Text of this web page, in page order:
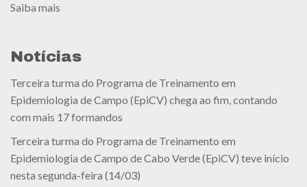
Saiba mais
Notícias
Terceira turma do Programa de Treinamento em
Epidemiologia de Campo (EpiCV) chega ao fim, contando
com mais 17 formandos
Terceira turma do Programa de Treinamento em
Epidemiologia de Campo de Cabo Verde (EpiCV) teve início
nesta segunda-feira (14/03)